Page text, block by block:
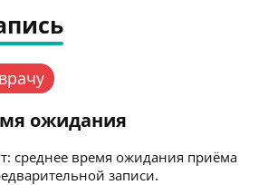
ожидания
среднее время ожидания приёма
записи.